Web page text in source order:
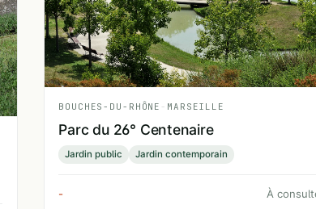
BOUCHES-DU-RHÔNE - MARSEILLE
Parc du 26° Centenaire
Jardin public Jardin contemporain
- À